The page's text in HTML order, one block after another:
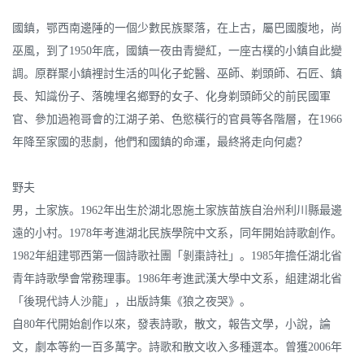
國鎮，鄂西南邊陲的一個少數民族聚落，在上古，屬巴國腹地，尚
巫風，到了1950年底，國鎮一夜由青變紅，一座古樸的小鎮自此變
調。原群聚小鎮裡討生活的叫化子蛇醫、巫師、剃頭師、石匠、鎮
長、知識份子、落魄埋名鄉野的女子、化身剃頭師父的前民國軍
官、參加過袍哥會的江湖子弟、色慾橫行的官員等各階層，在1966
年降至家國的悲劇，他們和國鎮的命運，最終將走向何處？
野夫
男，土家族。1962年出生於湖北恩施土家族苗族自治州利川縣最邊
遠的小村。1978年考進湖北民族學院中文系，同年開始詩歌創作。
1982年組建鄂西第一個詩歌社團「剝棗詩社」。1985年擔任湖北省
青年詩歌學會常務理事。1986年考進武漢大學中文系，組建湖北省
「後現代詩人沙龍」，出版詩集《狼之夜哭》。
自80年代開始創作以來，發表詩歌，散文，報告文學，小說，論
文，劇本等約一百多萬字。詩歌和散文收入多種選本。曾獲2006年